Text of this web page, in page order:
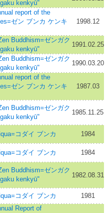
kenkyū"
report of the
ゼン ブンカ ケンキ
1998.12
Buddhism=ゼンガク
kenkyū"
1991.02.25
Buddhism=ゼンガク
kenkyū"
1990.03.20
report of the
ゼン ブンカ ケンキ
1987.03
Buddhism=ゼンガク
kenkyū"
1985.11.25
コダイ ブンカ
1984
コダイ ブンカ
1984
Buddhism=ゼンガク
kenkyū"
1982.08.31
コダイ ブンカ 1981
Report of